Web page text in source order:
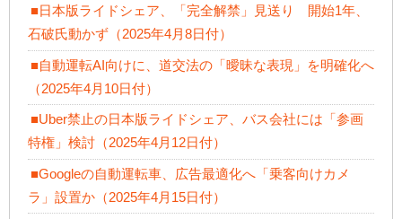
■日本版ライドシェア、「完全解禁」見送り 開始1年、
石破氏動かず（2025年4月8日付）
■自動運転AI向けに、道交法の「曖昧な表現」を明確化へ
（2025年4月10日付）
■Uber禁止の日本版ライドシェア、バス会社には「参画
特権」検討（2025年4月12日付）
■Googleの自動運転車、広告最適化へ「乗客向けカメ
ラ」設置か（2025年4月15日付）